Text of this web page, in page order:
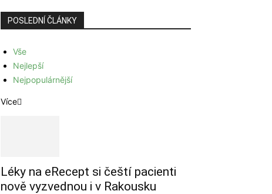
POSLEDNÍ ČLÁNKY
Vše
Nejlepší
Nejpopulárnější
Více
Léky na eRecept si čeští pacienti
nově vyzvednou i v Rakousku